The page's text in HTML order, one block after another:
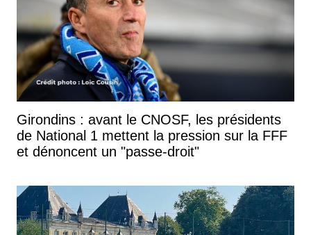
Girondins : avant le CNOSF, les présidents
de National 1 mettent la pression sur la FFF
et dénoncent un "passe-droit"